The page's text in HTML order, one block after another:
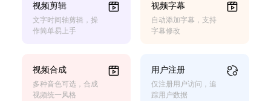
视频剪辑
文字时间轴剪辑，操
作简单易上手
视频字幕
自动添加字幕，支持
字幕修改
视频合成
多种音色可选，合成
视频统一风格
用户注册
仅注册用户访问，追
踪用户数据